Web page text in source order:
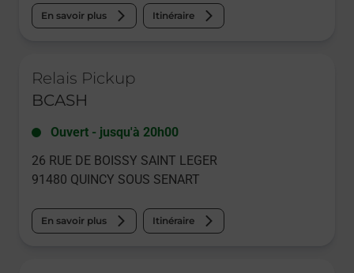
En savoir plus Itinéraire
Relais Pickup
BCASH
Ouvert - jusqu'à 20h00
26 RUE DE BOISSY SAINT LEGER
91480 QUINCY SOUS SENART
En savoir plus Itinéraire